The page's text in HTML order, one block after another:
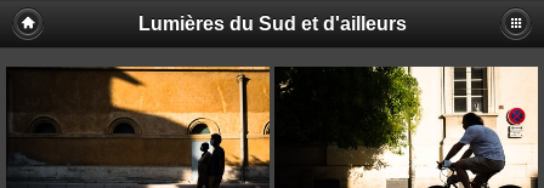
Lumières du Sud et d'ailleurs